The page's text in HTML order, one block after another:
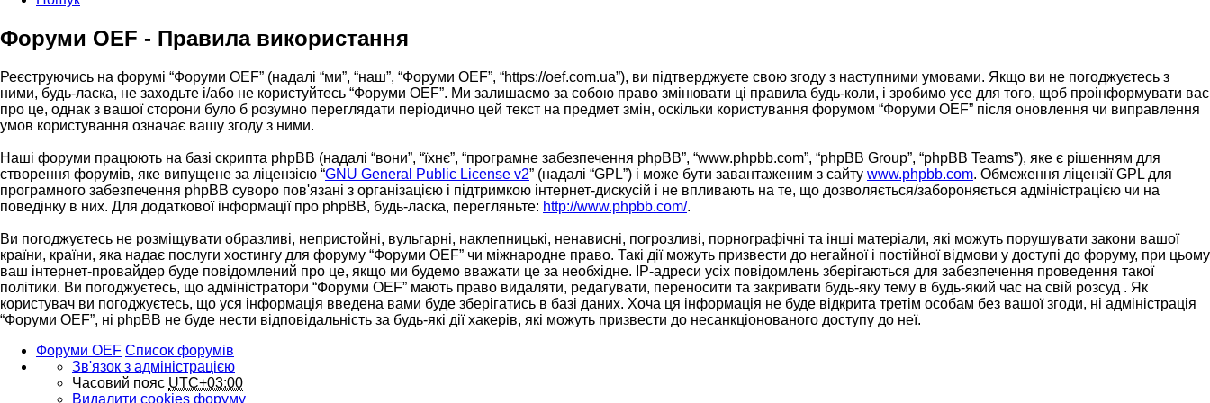
Форуми OEF - Правила використання
Реєструючись на форумі “Форуми OEF” (надалі “ми”, “наш”, “Форуми OEF”, “https://oef.com.ua”), ви підтверджуєте свою згоду з наступними умовами. Якщо ви не погоджуєтесь з
ними, будь-ласка, не заходьте і/або не користуйтесь “Форуми OEF”. Ми залишаємо за собою право змінювати ці правила будь-коли, і зробимо усе для того, щоб проінформувати вас
про це, однак з вашої сторони було б розумно переглядати періодично цей текст на предмет змін, оскільки користування форумом “Форуми OEF” після оновлення чи виправлення
умов користування означає вашу згоду з ними.
Наші форуми працюють на базі скрипта phpBB (надалі “вони”, “їхнє”, “програмне забезпечення phpBB”, “www.phpbb.com”, “phpBB Group”, “phpBB Teams”), яке є рішенням для
створення форумів, яке випущене за ліцензією “GNU General Public License v2” (надалі “GPL”) і може бути завантаженим з сайту www.phpbb.com. Обмеження ліцензії GPL для
програмного забезпечення phpBB суворо пов'язані з організацією і підтримкою інтернет-дискусій і не впливають на те, що дозволяється/забороняється адміністрацією чи на
поведінку в них. Для додаткової інформації про phpBB, будь-ласка, перегляньте: http://www.phpbb.com/.
Ви погоджуєтесь не розміщувати образливі, непристойні, вульгарні, наклепницькі, ненависні, погрозливі, порнографічні та інші матеріали, які можуть порушувати закони вашої
країни, країни, яка надає послуги хостингу для форуму “Форуми OEF” чи міжнародне право. Такі дії можуть призвести до негайної і постійної відмови у доступі до форуму, при цьому
ваш інтернет-провайдер буде повідомлений про це, якщо ми будемо вважати це за необхідне. IP-адреси усіх повідомлень зберігаються для забезпечення проведення такої
політики. Ви погоджуєтесь, що адміністратори “Форуми OEF” мають право видаляти, редагувати, переносити та закривати будь-яку тему в будь-який час на свій розсуд . Як
користувач ви погоджуєтесь, що уся інформація введена вами буде зберігатись в базі даних. Хоча ця інформація не буде відкрита третім особам без вашої згоди, ні адміністрація
“Форуми OEF”, ні phpBB не буде нести відповідальність за будь-які дії хакерів, які можуть призвести до несанкціонованого доступу до неї.
Форуми OEF Список форумів
Зв'язок з адміністрацією
Часовий пояс UTC+03:00
Видалити cookies форуму